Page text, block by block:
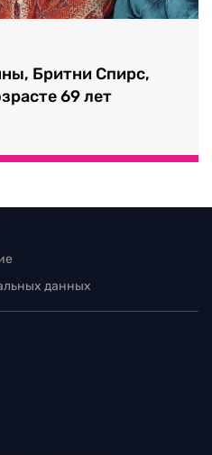
Бритни Спирс,
69 лет
данных